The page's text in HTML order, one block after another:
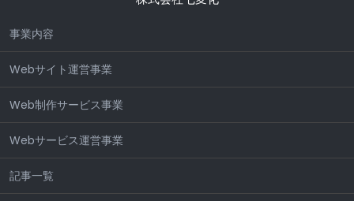
事業内容
Webサイト運営事業
Web制作サービス事業
Webサービス運営事業
記事一覧